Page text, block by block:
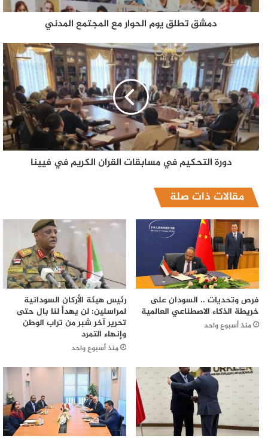
دمشق تطلق يوم الحوار مع المجتمع المدني
دورة التحكيم في مسابقات القران الكريم في فيينا
مقالات ذات صلة
فرص وتحديات .. السودان على
خريطة الذكاء الاصطناعي العالمية
منذ أسبوع واحد
رئيس هيئة الأركان السودانية
لمراسلين: لن يهدأ لنا بال حتى
تحرير آخر شبر من تراب الوطن
وإنهاء التمرد
منذ أسبوع واحد